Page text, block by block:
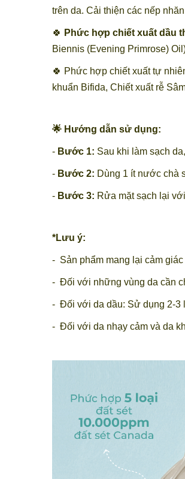
trên da. Cải thiện các nếp
🍀 Phức hợp chiết xuất dầu
Biennis (Evening Primrose)
🍀 Phức hợp chiết xuất tự
khuẩn Bifida, Chiết xuất rễ
🌟 Hướng dẫn sử dụng:
- Bước 1: Sau khi làm sạch
- Bước 2: Dùng 1 ít nước chà
- Bước 3: Rửa mặt sạch lại
*Lưu ý:
- Sản phẩm mang lại cảm
- Đối với những vùng da cần
- Đối với da dầu: Sử dụng 2-3
- Đối với da nhạy cảm và da